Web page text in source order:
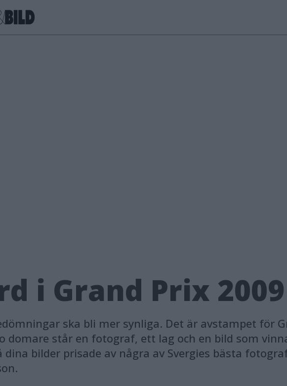
i Grand Prix 2009
ska bli mer synliga. Det är avstampet för
domare står en fotograf, ett lag och en bild som
bilder prisade av några av Svergies bästa